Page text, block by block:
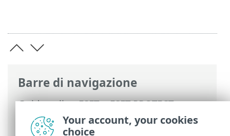
Barre di navigazione
Guida online ESET>ESET PROTECT>
Utilizzo di ESET PROTECT >Cloud Mobile
Device Management
> Gestione dei
Your account, your cookies
choice